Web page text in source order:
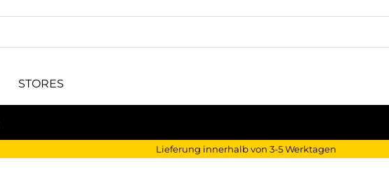
STORES
Lieferung innerhalb von 3-5 Werktagen